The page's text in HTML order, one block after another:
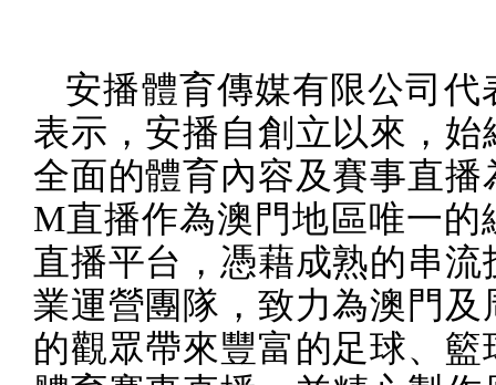
安播體育傳媒有限公司代
表示，安播自創立以來，始
全面的體育內容及賽事直播
M直播作為澳門地區唯一的
直播平台，憑藉成熟的串流
業運營團隊，致力為澳門及
的觀眾帶來豐富的足球、籃